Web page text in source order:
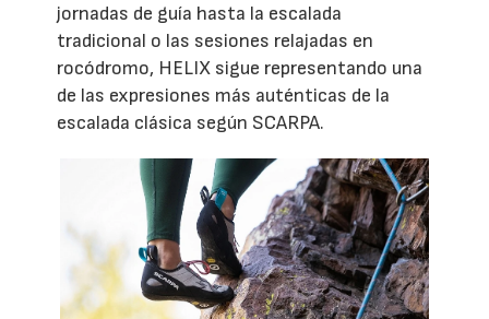
jornadas de guía hasta la escalada
tradicional o las sesiones relajadas en
rocódromo, HELIX sigue representando una
de las expresiones más auténticas de la
escalada clásica según SCARPA.